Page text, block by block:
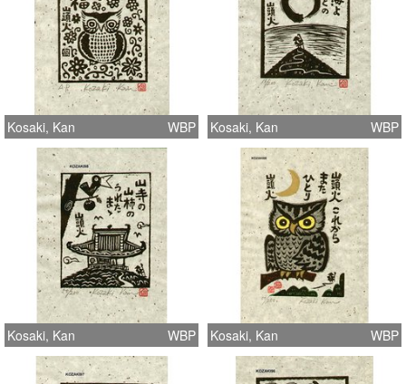
Kosaki, Kan WBP Kosaki, Kan WBP
Kosaki, Kan WBP Kosaki, Kan WBP